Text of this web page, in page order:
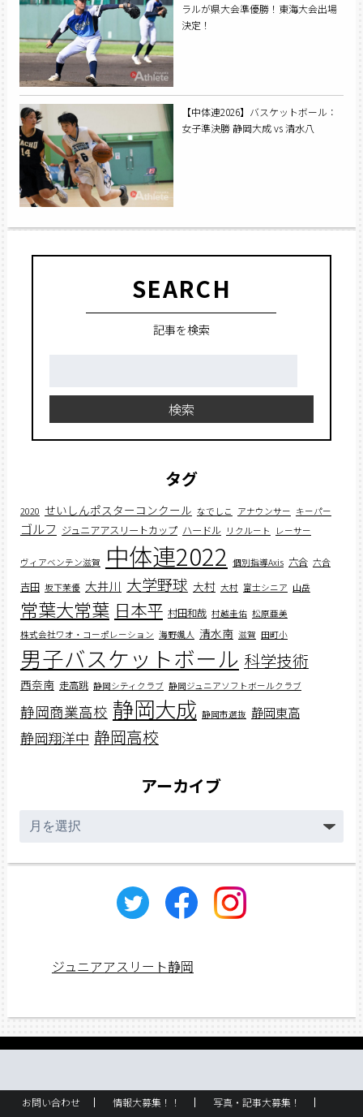
ラルが県大会準優勝！東海大会出場
決定！
【中体連2026】バスケットボール：
女子準決勝 静岡大成 vs 清水八
SEARCH
記事を検索
検索
タグ
2020 せいしんポスターコンクール なでしこ アナウンサー キーパー
ゴルフ ジュニアアスリートカップ ハードル リクルート レーサー
ヴィアベンテン滋賀 中体連2022 個別指導Axis 六合 六合
吉田 坂下茉優 大井川 大学野球 大村 大村 富士シニア 山岳
常葉大常葉 日本平 村田和哉 村越圭佑 松原亜美
株式会社ワオ・コーポレーション 海野颯人 清水南 滋賀 田町小
男子バスケットボール 科学技術
西奈南 走高跳 静岡シティクラブ 静岡ジュニアソフトボールクラブ
静岡商業高校 静岡大成 静岡市選抜 静岡東高
静岡翔洋中 静岡高校
アーカイブ
ー
ジュニアアスリート静岡
お問い合わせ 情報大募集！！ 写真・記事大募集！